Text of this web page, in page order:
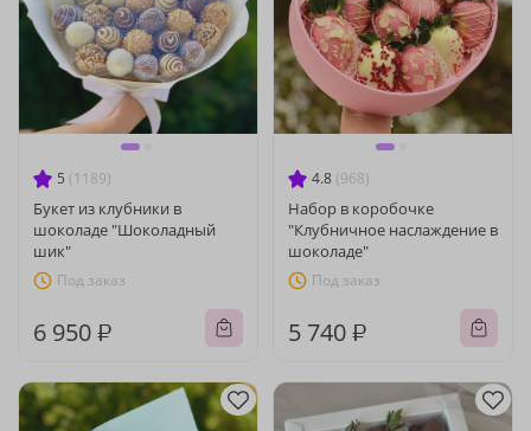
5 (1189)
Букет из клубники в
шоколаде "Шоколадный
шик"
Под заказ
6 950 ₽
4.8 (968)
Набор в коробочке
"Клубничное наслаждение в
шоколаде"
Под заказ
5 740 ₽